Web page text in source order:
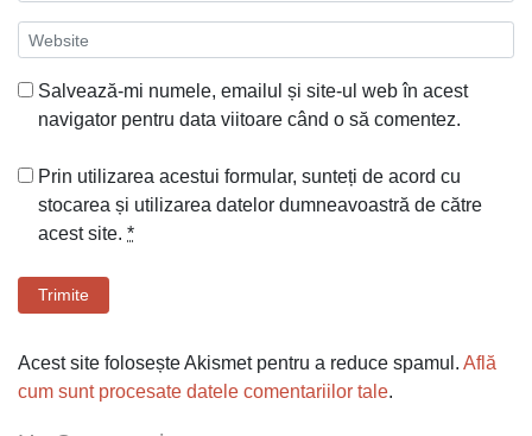
Salvează-mi numele, emailul și site-ul web în acest
navigator pentru data viitoare când o să comentez.
Prin utilizarea acestui formular, sunteți de acord cu
stocarea și utilizarea datelor dumneavoastră de către
acest site. *
Trimite
Acest site folosește Akismet pentru a reduce spamul. Află
cum sunt procesate datele comentariilor tale.